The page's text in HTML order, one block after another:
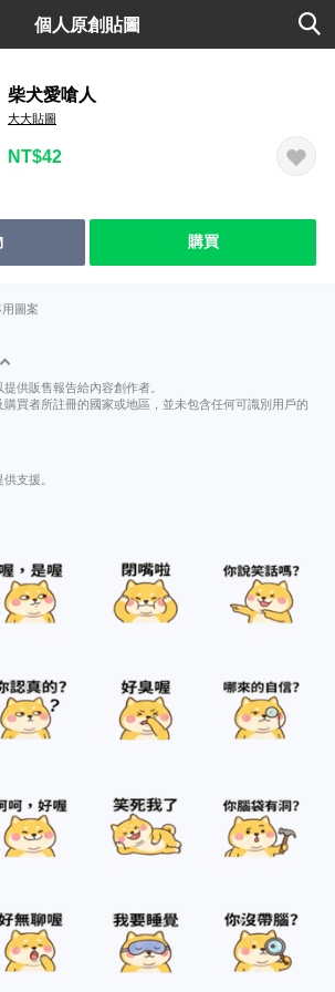
個人原創貼圖
柴犬愛嗆人
大大貼圖
NT$42
購買
圖案
供販售報告給內容創作者。
買者所註冊的國家或地區，並未包含任何可識別用戶的
支援。